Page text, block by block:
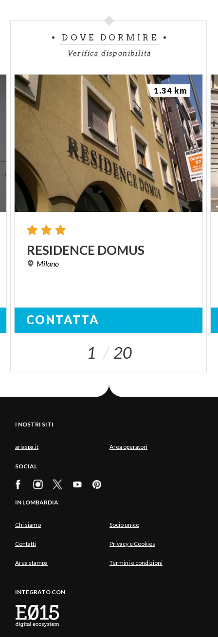
DOVE DORMIRE
Verifica disponibilità
RESIDENCE DOMUS
Milano
CONTATTA
1.34 km
1 20
I NOSTRI SITI
ariaspa.it Area operatori
SOCIAL
IN LOMBARDIA
Chi siamo Socio unico
Contatti Privacy e Cookies
Area stampa Termini e condizioni
INTEGRATO CON